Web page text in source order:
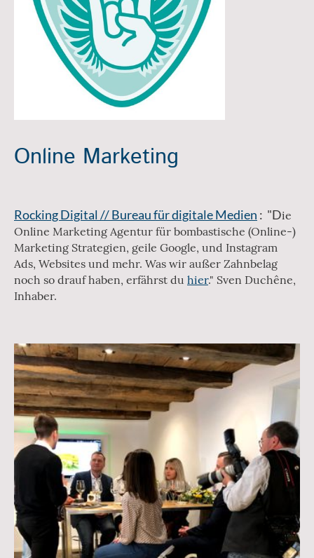
Online Marketing
Rocking Digital // Bureau für digitale Medien : "Die
Online Marketing Agentur für bombastische (Online-)
Marketing Strategien, geile Google, und Instagram
Ads, Websites und mehr. Was wir außer Zahnbelag
noch so drauf haben, erfährst du hier." Sven Duchêne,
Inhaber.